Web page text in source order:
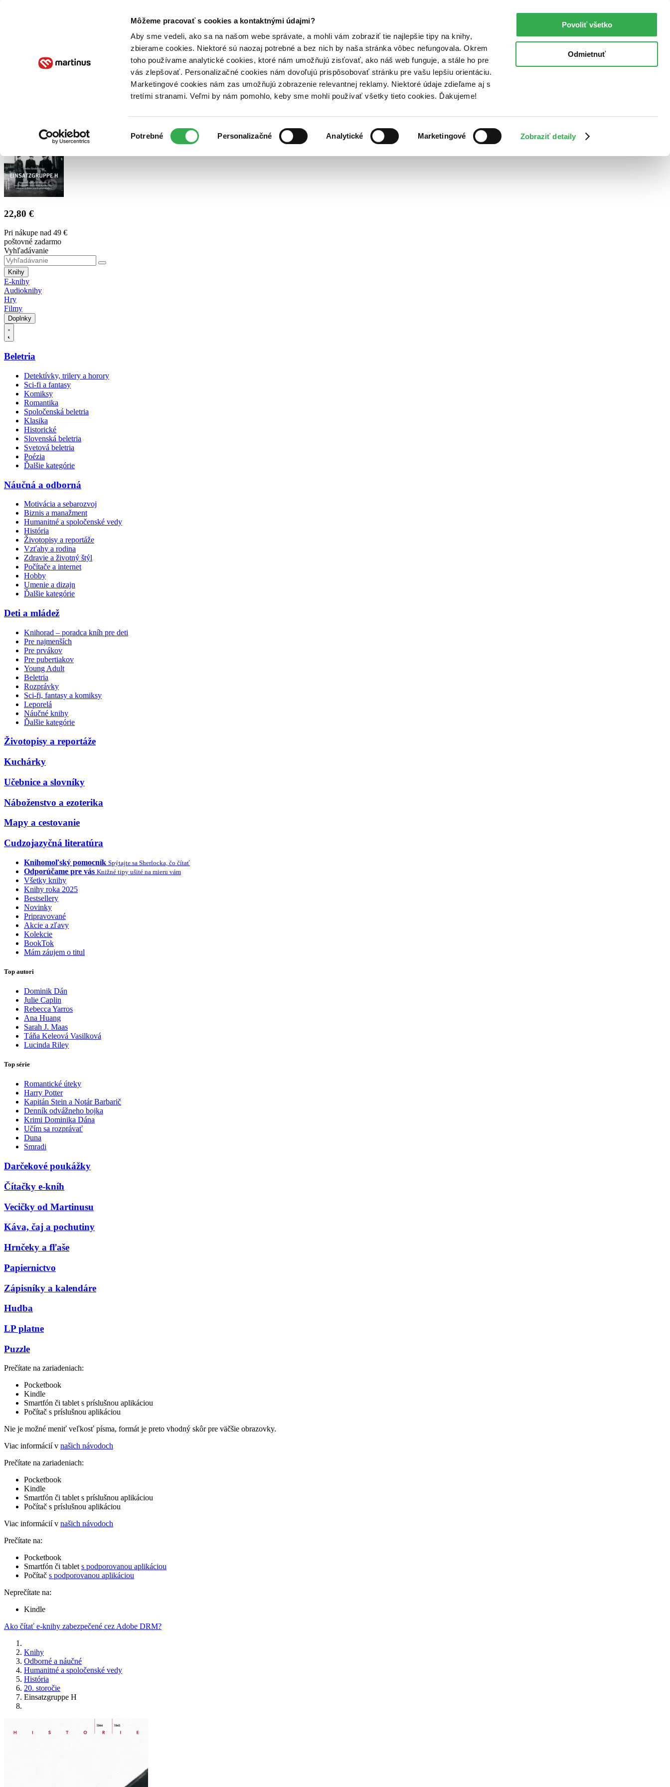
Môžeme pracovať s cookies a kontaktnými údajmi?
Aby sme vedeli, ako sa na našom webe správate, a mohli vám zobraziť tie najlepšie tipy na knihy,
zbierame cookies. Niektoré sú naozaj potrebné a bez nich by naša stránka vôbec nefungovala. Okrem
toho používame analytické cookies, ktoré nám umožňujú zisťovať, ako náš web funguje, a stále ho pre
vás zlepšovať. Personalizačné cookies nám dovoľujú prispôsobovať stránku pre vašu lepšiu orientáciu.
Marketingové cookies nám zas umožňujú zobrazenie relevantnej reklamy. Niektoré údaje zdieľame aj s
tretími stranami. Veľmi by nám pomohlo, keby sme mohli používať všetky tieto cookies. Ďakujeme!
súhlasu
Potrebné Personalizačné Analytické Marketingové Zobraziť detaily
Povoliť všetko
Odmietnuť
Poukážky Kontakt
22,80 €
Pri nákupe nad 49 €
poštovné zadarmo
Vyhľadávanie
Knihy
E-knihy
Audioknihy
Hry
Filmy
Doplnky
Beletria
Detektívky, trilery a horory
Sci-fi a fantasy
Komiksy
Romantika
Spoločenská beletria
Klasika
Historické
Slovenská beletria
Svetová beletria
Poézia
Ďalšie kategórie
Náučná a odborná
Motivácia a sebarozvoj
Biznis a manažment
Humanitné a spoločenské vedy
História
Životopisy a reportáže
Vzťahy a rodina
Zdravie a životný štýl
Počítače a internet
Hobby
Umenie a dizajn
Ďalšie kategórie
Deti a mládež
Knihorad – poradca kníh pre deti
Pre najmenších
Pre prvákov
Pre pubertiakov
Young Adult
Beletria
Rozprávky
Sci-fi, fantasy a komiksy
Leporelá
Náučné knihy
Ďalšie kategórie
Životopisy a reportáže
Kuchárky
Učebnice a slovníky
Náboženstvo a ezoterika
Mapy a cestovanie
Cudzojazyčná literatúra
Knihomoľský pomocník Spýtajte sa Sherlocka, čo čítať
Odporúčame pre vás Knižné tipy ušité na mieru vám
Všetky knihy
Knihy roka 2025
Bestsellery
Novinky
Pripravované
Akcie a zľavy
Kolekcie
BookTok
Mám záujem o titul
Top autori
Dominik Dán
Julie Caplin
Rebecca Yarros
Ana Huang
Sarah J. Maas
Táňa Keleová Vasilková
Lucinda Riley
Top série
Romantické úteky
Harry Potter
Kapitán Stein a Notár Barbarič
Denník odvážneho bojka
Krimi Dominika Dána
Učím sa rozprávať
Duna
Smradi
Darčekové poukážky
Čítačky e-kníh
Vecičky od Martinusu
Káva, čaj a pochutiny
Hrnčeky a fľaše
Papiernictvo
Zápisníky a kalendáre
Hudba
LP platne
Puzzle
Prečítate na zariadeniach:
Pocketbook
Kindle
Smartfón či tablet s príslušnou aplikáciou
Počítač s príslušnou aplikáciou
Nie je možné meniť veľkosť písma, formát je preto vhodný skôr pre väčšie obrazovky.
Viac informácií v našich návodoch
Prečítate na zariadeniach:
Pocketbook
Kindle
Smartfón či tablet s príslušnou aplikáciou
Počítač s príslušnou aplikáciou
Viac informácií v našich návodoch
Prečítate na:
Pocketbook
Smartfón či tablet s podporovanou aplikáciou
Počítač s podporovanou aplikáciou
Neprečítate na:
Kindle
Ako čítať e-knihy zabezpečené cez Adobe DRM?
Knihy
Odborné a náučné
Humanitné a spoločenské vedy
História
20. storočie
Einsatzgruppe H